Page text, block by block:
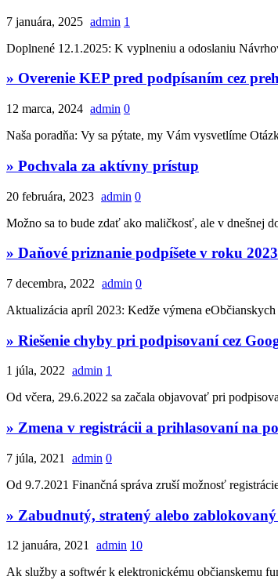
7 januára, 2025 admin 1
Doplnené 12.1.2025: K vyplneniu a odoslaniu
» Overenie KEP pred podpísaním cez
12 marca, 2024 admin 0
Naša poradňa: Vy sa pýtate, my Vám vysvetlíme
» Pochvala za aktívny prístup
20 februára, 2023 admin 0
Možno sa to bude zdať ako maličkosť, ale v dnešnej
» Daňové priznanie podpíšete v roku
7 decembra, 2022 admin 0
Aktualizácia apríl 2023: Kedže výmena
» Riešenie chyby pri podpisovaní cez
1 júla, 2022 admin 1
Od včera, 29.6.2022 sa začala objavovať pri
» Zmena v registrácii a prihlasovaní na
7 júla, 2021 admin 0
Od 9.7.2021 Finančná správa zruší možnosť
» Zabudnutý, stratený alebo
12 januára, 2021 admin 10
Ak služby a softwér k elektronickému občianskemu